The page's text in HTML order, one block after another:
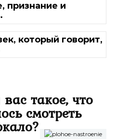
признание и
который говорит,
такое, что
смотреть